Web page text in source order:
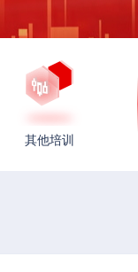
其他培训